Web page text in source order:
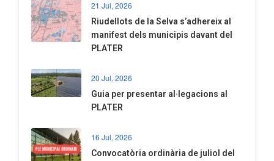
21 Jul, 2026
Riudellots de la Selva s’adhereix al
manifest dels municipis davant del
PLATER
20 Jul, 2026
​Guia per presentar al·legacions al
PLATER
16 Jul, 2026
Convocatòria ordinària de juliol del